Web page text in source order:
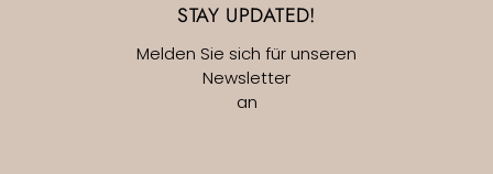
STAY UPDATED!
Melden Sie sich für unseren
Newsletter
an